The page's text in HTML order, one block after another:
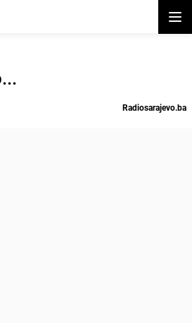
Radiosarajevo.ba